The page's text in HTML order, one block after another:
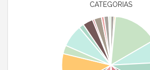
CATEGORIAS